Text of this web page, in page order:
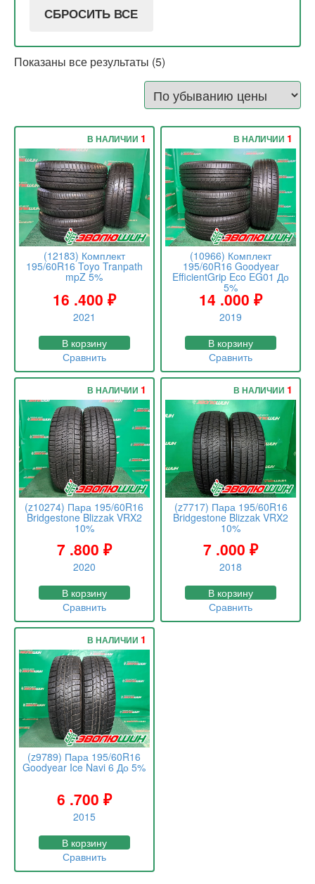
СБРОСИТЬ ВСЕ
Показаны все результаты (5)
(12183) Комплект
195/60R16 Toyo Tranpath
mpZ 5%
16 .400 ₽
2021
В НАЛИЧИИ 1
В корзину
Сравнить
(10966) Комплект
195/60R16 Goodyear
EfficientGrip Eco EG01 До
5%
14 .000₽
2019
В НАЛИЧИИ 1
В корзину
Сравнить
(z10274) Пара 195/60R16
Bridgestone Blizzak VRX2
10%
7 .800 ₽
2020
В НАЛИЧИИ 1
В корзину
Сравнить
(z7717) Пара 195/60R16
Bridgestone Blizzak VRX2
10%
7 .000₽
2018
В НАЛИЧИИ 1
В корзину
Сравнить
(z9789) Пара 195/60R16
Goodyear Ice Navi 6 До 5%
6 .700 ₽
2015
В НАЛИЧИИ 1
В корзину
Сравнить